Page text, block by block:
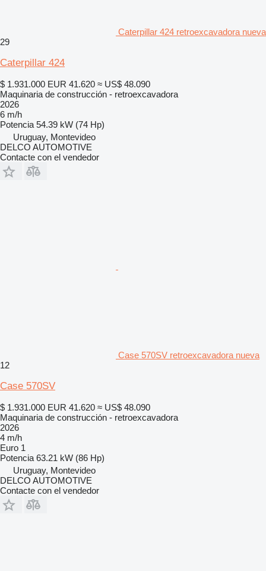
Caterpillar 424 retroexcavadora nueva
29
Caterpillar 424
$ 1.931.000 EUR 41.620 ≈ US$ 48.090
Maquinaria de construcción - retroexcavadora
2026
6 m/h
Potencia 54.39 kW (74 Hp)
Uruguay, Montevideo
DELCO AUTOMOTIVE
Contacte con el vendedor
Case 570SV retroexcavadora nueva
12
Case 570SV
$ 1.931.000 EUR 41.620 ≈ US$ 48.090
Maquinaria de construcción - retroexcavadora
2026
4 m/h
Euro 1
Potencia 63.21 kW (86 Hp)
Uruguay, Montevideo
DELCO AUTOMOTIVE
Contacte con el vendedor